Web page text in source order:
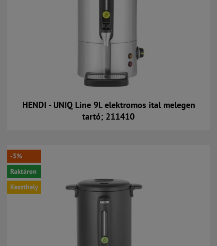
HENDI - UNIQ Line 9l. elektromos ital melegen
tartó; 211410
Kosárba
-3%
Raktáron
Keszthely